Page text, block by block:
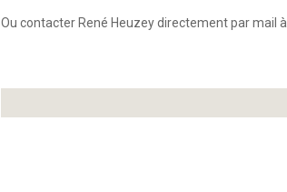
Ou contacter René Heuzey directement par mail à